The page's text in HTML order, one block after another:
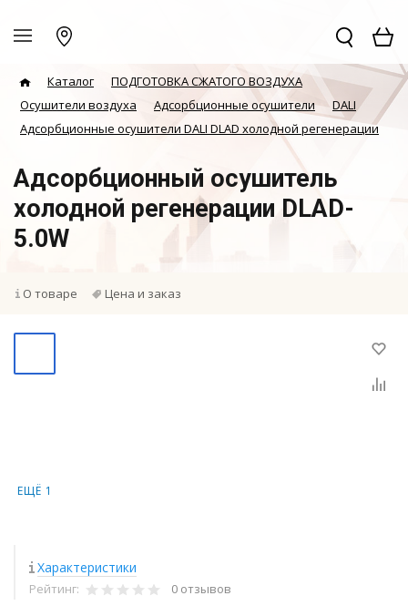
Каталог
ПОДГОТОВКА СЖАТОГО ВОЗДУХА
Осушители воздуха
Адсорбционные осушители
DALI
Адсорбционные осушители DALI DLAD холодной регенерации
Адсорбционный осушитель
холодной регенерации DLAD-
5.0W
О товаре Цена и заказ
ЕЩЁ 1
Характеристики
Рейтинг: 0 отзывов